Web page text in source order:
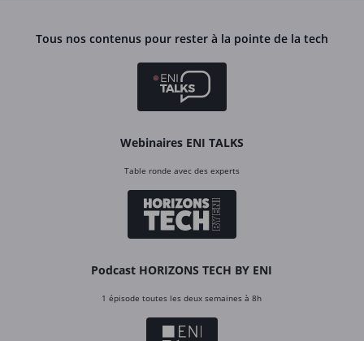
Tous nos contenus pour rester à la pointe de la tech
Webinaires ENI TALKS
Table ronde avec des experts
Podcast HORIZONS TECH BY ENI
1 épisode toutes les deux semaines à 8h